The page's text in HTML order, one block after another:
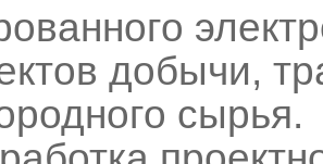
добычи,